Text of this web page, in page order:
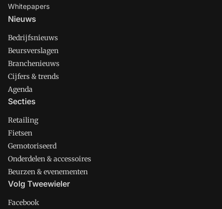
Whitepapers
Nieuws
Bedrijfsnieuws
Beursverslagen
Branchenieuws
Cijfers & trends
Agenda
Secties
Retailing
Fietsen
Gemotoriseerd
Onderdelen & accessoires
Beurzen & evenementen
Volg Tweewieler
Facebook